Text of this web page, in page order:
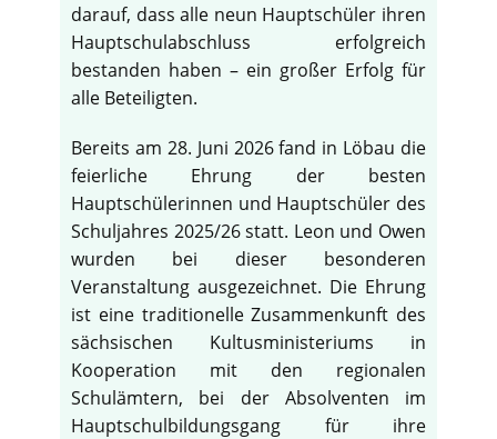
darauf, dass alle neun Hauptschüler ihren
Hauptschulabschluss erfolgreich
bestanden haben – ein großer Erfolg für
alle Beteiligten.
Bereits am 28. Juni 2026 fand in Löbau die
feierliche Ehrung der besten
Hauptschülerinnen und Hauptschüler des
Schuljahres 2025/26 statt. Leon und Owen
wurden bei dieser besonderen
Veranstaltung ausgezeichnet. Die Ehrung
ist eine traditionelle Zusammenkunft des
sächsischen Kultusministeriums in
Kooperation mit den regionalen
Schulämtern, bei der Absolventen im
Hauptschulbildungsgang für ihre